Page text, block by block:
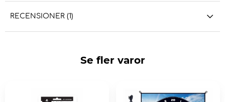
RECENSIONER (1)
Se fler varor